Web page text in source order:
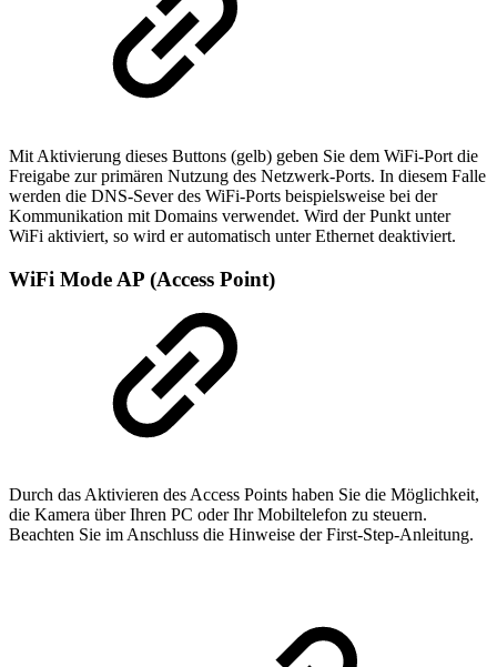
Mit Aktivierung dieses Buttons (gelb) geben Sie dem WiFi-Port die
Freigabe zur primären Nutzung des Netzwerk-Ports. In diesem Falle
werden die DNS-Sever des WiFi-Ports beispielsweise bei der
Kommunikation mit Domains verwendet. Wird der Punkt unter
WiFi aktiviert, so wird er automatisch unter Ethernet deaktiviert.
WiFi Mode AP (Access Point)
Durch das Aktivieren des Access Points haben Sie die Möglichkeit,
die Kamera über Ihren PC oder Ihr Mobiltelefon zu steuern.
Beachten Sie im Anschluss die Hinweise der First-Step-Anleitung.